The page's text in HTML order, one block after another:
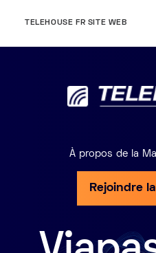
TELEHOUSE FR SITE WEB
À propos de la
Rejoindre